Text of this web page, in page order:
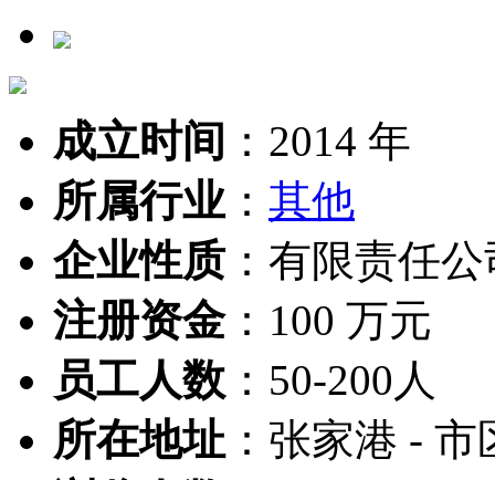
成立时间 ： 2014 年
所属行业： 其他
企业性质： 有限责任公
注册资金： 100 万元
员工人数 ： 50-200人
所在地址 ： 张家港 - 市